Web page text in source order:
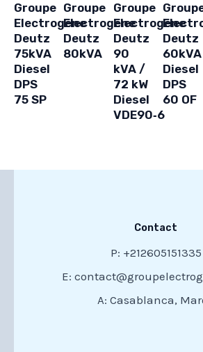
Groupe
Electrogene
Deutz
75kVA
Diesel
DPS
75 SP
Groupe
Electrogene
Deutz
80kVA
Groupe
Electrogene
Deutz
90
kVA /
72 kW
Diesel
VDE90‑6
Deutz
60kVA
Diesel
DPS
60 OF
Contact
P: +212605151335
E:
A: Casablanca,